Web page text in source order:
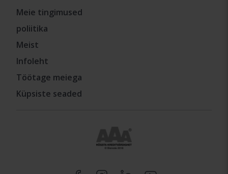
Meie tingimused
poliitika
Meist
Infoleht
Töötage meiega
Küpsiste seaded